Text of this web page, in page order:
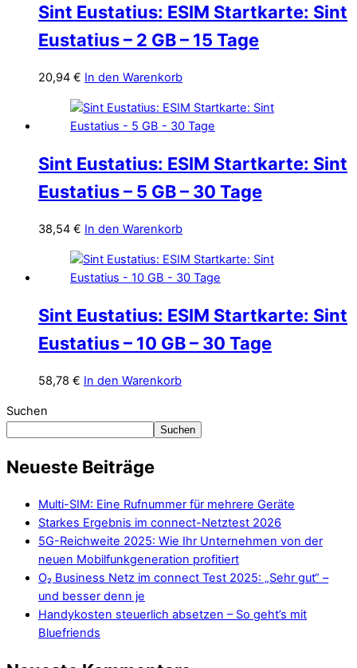
Sint Eustatius: ESIM Startkarte: Sint
Eustatius – 2 GB – 15 Tage
20,94 € In den Warenkorb
Sint Eustatius: ESIM Startkarte: Sint
Eustatius – 5 GB – 30 Tage
38,54 € In den Warenkorb
Sint Eustatius: ESIM Startkarte: Sint
Eustatius – 10 GB – 30 Tage
58,78 € In den Warenkorb
Suchen
Suchen
Neueste Beiträge
Multi-SIM: Eine Rufnummer für mehrere Geräte
Starkes Ergebnis im connect-Netztest 2026
5G-Reichweite 2025: Wie Ihr Unternehmen von der
neuen Mobilfunkgeneration profitiert
O₂ Business Netz im connect Test 2025: „Sehr gut“ –
und besser denn je
Handykosten steuerlich absetzen – So geht’s mit
Bluefriends